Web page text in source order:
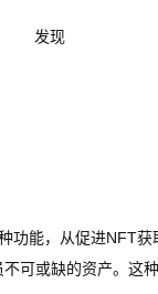
发现
能，从促进NFT获
可或缺的资产。这